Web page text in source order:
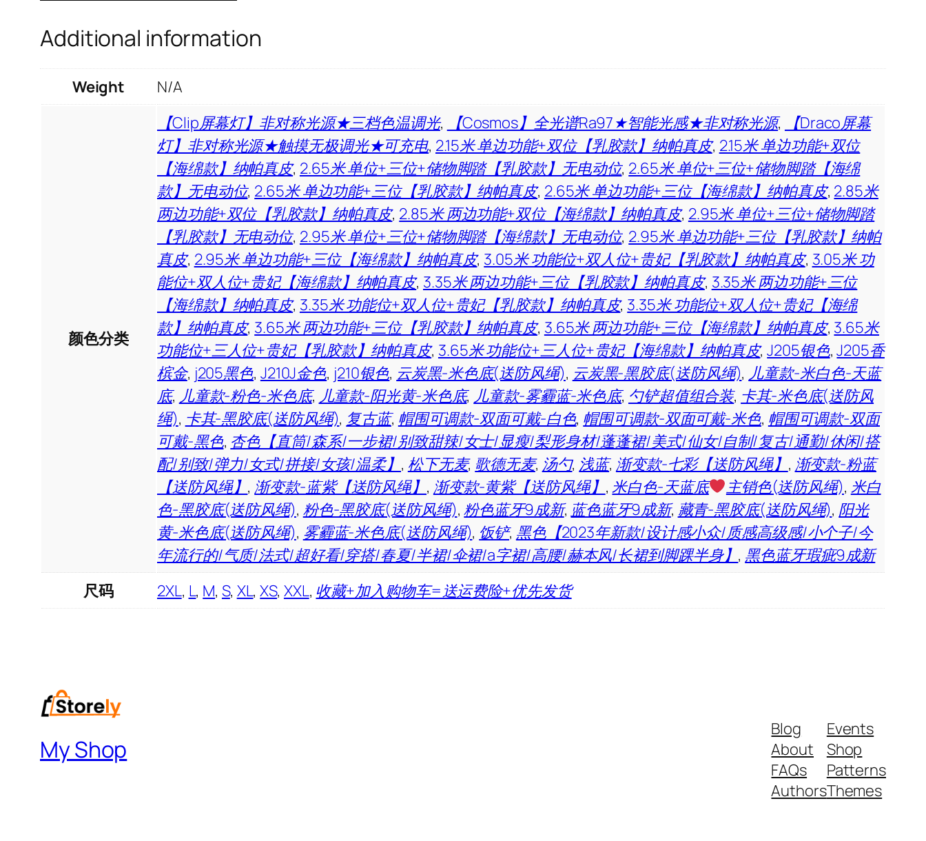
Additional information
Weight N/A
颜色分类
【Clip屏幕灯】非对称光源★三档色温调光, 【Cosmos】全光谱Ra97★智能光感★非对称光源,
【Draco屏幕
灯】非对称光源★触摸无极调光★可充电, 2.15米 单边功能+双位【乳胶款】纳帕真皮, 2.15米 单边功能+双位
【海绵款】纳帕真皮, 2.65米 单位+三位+储物脚踏【乳胶款】无电动位, 2.65米 单位+三位+储物脚踏【海绵
款】无电动位, 2.65米 单边功能+三位【乳胶款】纳帕真皮, 2.65米 单边功能+三位【海绵款】纳帕真皮, 2.85米
两边功能+双位【乳胶款】纳帕真皮, 2.85米 两边功能+双位【海绵款】纳帕真皮, 2.95米 单位+三位+储物脚踏
【乳胶款】无电动位, 2.95米 单位+三位+储物脚踏【海绵款】无电动位, 2.95米 单边功能+三位【乳胶款】纳帕
真皮, 2.95米 单边功能+三位【海绵款】纳帕真皮, 3.05米 功能位+双人位+贵妃【乳胶款】纳帕真皮, 3.05米 功
能位+双人位+贵妃【海绵款】纳帕真皮, 3.35米 两边功能+三位【乳胶款】纳帕真皮, 3.35米 两边功能+三位
【海绵款】纳帕真皮, 3.35米 功能位+双人位+贵妃【乳胶款】纳帕真皮, 3.35米 功能位+双人位+贵妃【海绵
款】纳帕真皮, 3.65米 两边功能+三位【乳胶款】纳帕真皮, 3.65米 两边功能+三位【海绵款】纳帕真皮, 3.65米
功能位+三人位+贵妃【乳胶款】纳帕真皮, 3.65米 功能位+三人位+贵妃【海绵款】纳帕真皮,J205银色,J205香
槟金, j205黑色, J210J金色, j210银色, 云炭黑-米色底(送防风绳), 云炭黑-黑胶底(送防风绳), 儿童款-米白色-天蓝
底, 儿童款-粉色-米色底, 儿童款-阳光黄-米色底, 儿童款-雾霾蓝-米色底, 勺铲超值组合装, 卡其-米色底(送防风
绳), 卡其-黑胶底(送防风绳), 复古蓝, 帽围可调款-双面可戴-白色, 帽围可调款-双面可戴-米色, 帽围可调款-双面
可戴-黑色, 杏色【直筒/森系/一步裙/别致甜辣/女士/显瘦/梨形身材/蓬蓬裙/美式/仙女/自制/复古/通勤/休闲/搭
配/别致/弹力/女式/拼接/女孩/温柔】 , 松下无麦, 歌德无麦, 汤勺, 浅蓝, 渐变款-七彩【送防风绳】 , 渐变款-粉蓝
【送防风绳】 , 渐变款-蓝紫【送防风绳】 , 渐变款-黄紫【送防风绳】 ,米白色-天蓝底 主销色(送防风绳), 米白
色-黑胶底(送防风绳), 粉色-黑胶底(送防风绳),粉色蓝牙9成新, 蓝色蓝牙9成新, 藏青-黑胶底(送防风绳), 阳光
黄-米色底(送防风绳), 雾霾蓝-米色底(送防风绳), 饭铲, 黑色【2023年新款/设计感小众/质感高级感/小个子/今
年流行的/气质/法式/超好看/穿搭/春夏/半裙/伞裙/a字裙/高腰/赫本风/长裙到脚踝半身】 , 黑色蓝牙瑕疵9成新
尺码
2XL, L, M, S, XL,XS, XXL, 收藏+加入购物车=送运费险+优先发货
My Shop
Blog
About
FAQs
Authors
Events
Shop
Patterns
Themes